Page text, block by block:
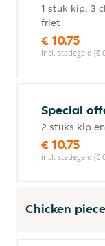
1 stuk kip, 3
friet
€ 10,75
incl. statiegeld (€
Special
2 stuks kip
€ 10,75
incl. statiegeld (€
Chicken